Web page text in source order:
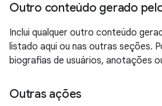
Outro conteúdo gerado
Inclui qualquer outro conteúdo
listado aqui ou nas outras seções.
biografias de usuários, anotações
Outras ações